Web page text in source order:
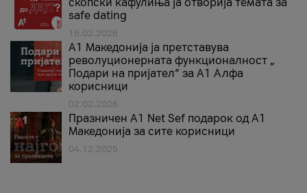
safe dating
16.02.2026
А1 Македонија ја претставува
револуционерната функционалност „
Подари на пријател“ за А1 Алфа
корисници
02.02.2026
Празничен A1 Net Sеf подарок од А1
Македонија за сите корисници
04.12.2025